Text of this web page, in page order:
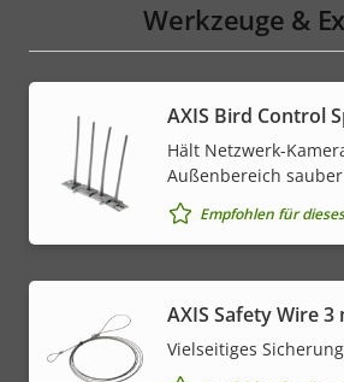
Werkzeuge &
AXIS Bird Control
Hält Netzwerk-
Außenbereich sauber
Empfohlen für
AXIS Safety Wire 3
Vielseitiges